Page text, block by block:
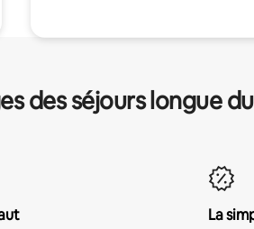
des séjours longue
La